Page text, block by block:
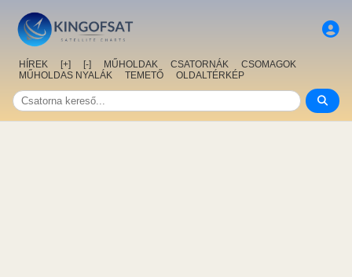
HÍREK [+] [-] MŰHOLDAK CSATORNÁK
CSOMAGOK
MŰHOLDAS NYALÁK
TEMETŐ OLDALTÉRKÉP